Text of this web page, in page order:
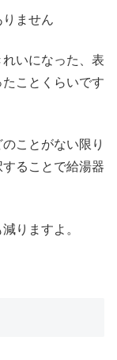
ません
いになった、表
ことくらいです
ことがない限り
ることで給湯器
りますよ。